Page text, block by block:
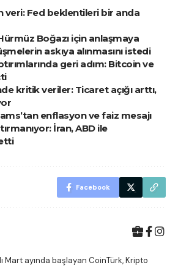
veri: Fed beklentileri bir anda
Boğazı için anlaşmaya
askıya alınmasını istedi
geri adım: Bitcoin ve
kritik veriler: Ticaret açığı arttı,
enflasyon ve faiz mesajı
İran, ABD ile
Facebook
Mart ayında başlayan CoinTürk, Kripto